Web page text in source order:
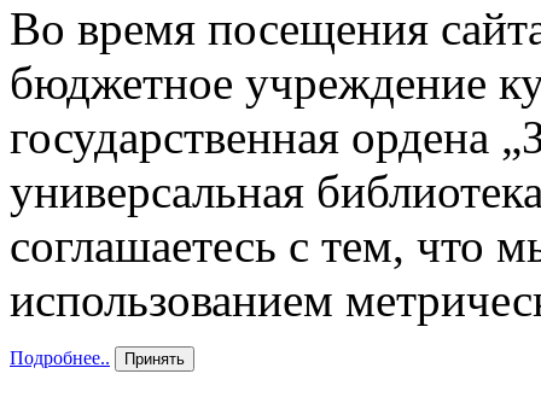
Во время посещения
бюджетное учреждение
государственная ордена
универсальная
соглашаетесь с тем, что
использованием
Подробнее.. Принять